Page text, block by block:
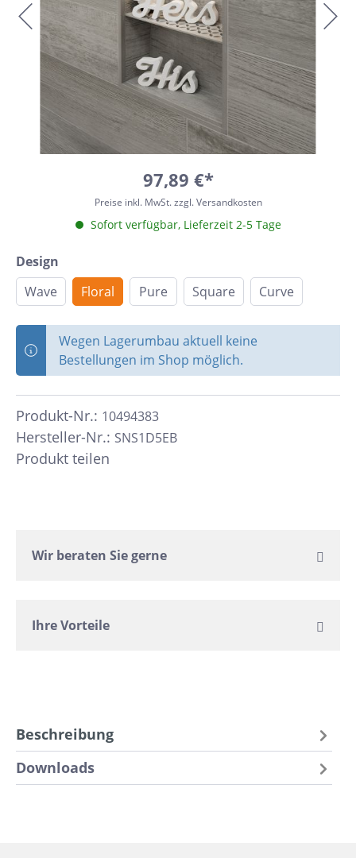
97,89 €*
Preise inkl. MwSt. zzgl. Versandkosten
Sofort verfügbar, Lieferzeit 2-5 Tage
Design
Wave
Floral Pure Square Curve
Wegen Lagerumbau aktuell keine
Bestellungen im Shop möglich.
Hersteller-Nr.: SNS1D5EB
Produkt-Nr.: 10494383
Produkt teilen
Wir beraten Sie gerne
Ihre Vorteile
Beschreibung
Downloads